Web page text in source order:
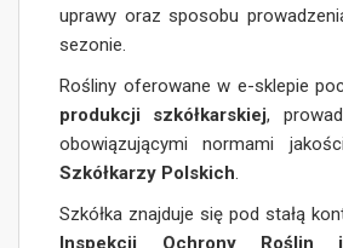
uprawy oraz sposobu
sezonie.
Rośliny oferowane w e-sklepie
produkcji szkółkarskiej,
obowiązującymi normami
Szkółkarzy Polskich.
Szkółka znajduje się pod stałą
Inspekcji Ochrony Roślin i